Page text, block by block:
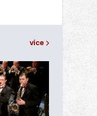
více